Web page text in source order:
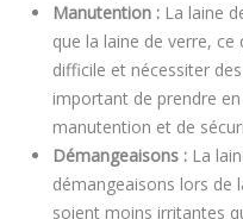
Manutention : La laine
que la laine de verre,
difficile et nécessiter
important de prendre
manutention et de
Démangeaisons : La
démangeaisons lors de
soient moins irritantes